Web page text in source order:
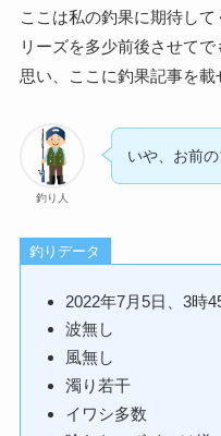
ここは私の釣果に期待し
リーズを多少前後させて
思い、ここに釣果記事を載
釣り人
いや、お前
釣りデータ
2022年7月5日、3時
波無し
風無し
濁り若干
イワシ多数